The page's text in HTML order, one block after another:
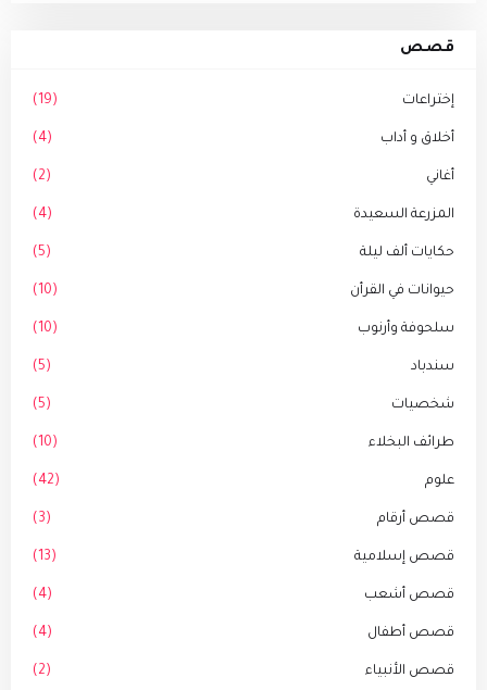
قصص
إختراعات (19)
أخلاق و أداب (4)
أغاني (2)
المزرعة السعيدة (4)
حكايات ألف ليلة (5)
حيوانات في القرأن (10)
سلحوفة وأرنوب (10)
سندباد (5)
شخصيات (5)
طرائف البخلاء (10)
علوم (42)
قصص أرقام (3)
قصص إسلامية (13)
قصص أشعب (4)
قصص أطفال (4)
قصص الأنبياء (2)